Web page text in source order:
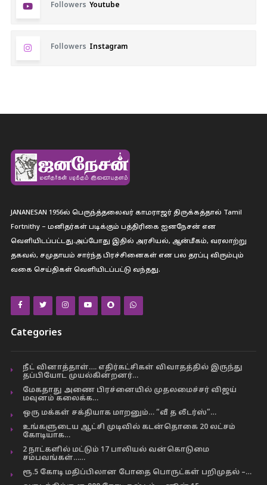
Followers Youtube
Followers Instagram
JANANESAN 1956ல் பெருந்த்தலைவர் காமராஜர் திருக்கத்தால் Tamil
Fortnithy – மனிதர்கள் படிக்கும் பத்திரிகை ஐனநேசன் என
வெளியிடப்பட்டது.அப்போது இதில் அரசியல், ஆன்மீகம், வரலாற்று
தகவல், சமுதாயம் சார்ந்த பிரச்சினைகள் என பல தரப்பு விரும்பும்
வகை செய்திகள் வெளியிடப்பட்டு வந்தது.
Categories
நீட் வினாத்தாள்…. எதிர்கட்சிகள் விவாதத்தில் இருந்து
தப்பியோட முயல்கின்றனர்…
மேகதாது அணை பிரச்னையில் முதலமைச்சர் விஜய்
மவுனம் கலைக்க…
ஒரு மக்கள் சக்தியாக மாறனும்… “வீ த லீடர்ஸ்”…
உங்களுடைய ஆட்சி முடிவில் கடன்தொகை 20 லட்சம்
கோடியாக…
2 நாட்களில் மட்டும் 17 பாலியல் வன்கொடுமை
சம்பவங்கள்……
ரூ.5 கோடி மதிப்பிலான போதை பொருட்கள் பறிமுதல் –…